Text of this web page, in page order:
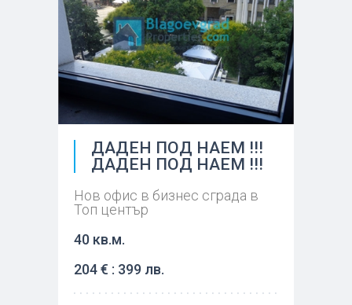
ДАДЕН ПОД НАЕМ !!!
ДАДЕН ПОД НАЕМ !!!
Нов офис в бизнес сграда в
Топ център
40 кв.м.
204 € : 399 лв.